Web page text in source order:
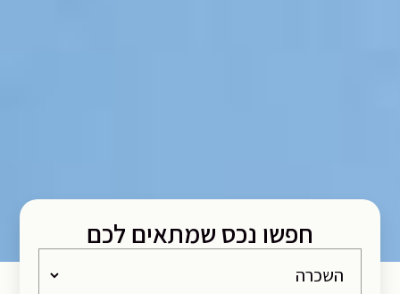
חפשו נכס שמתאים לכם